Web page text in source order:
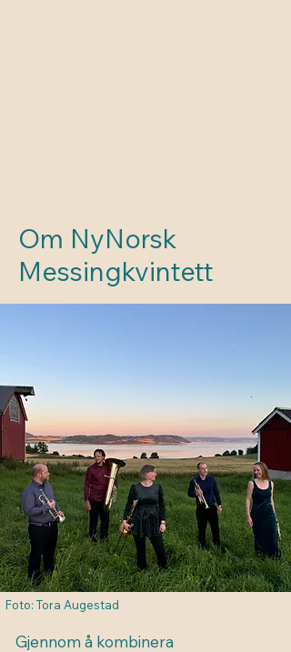
Om NyNorsk
Messingkvintett
Foto: Tora Augestad
Gjennom å kombinera